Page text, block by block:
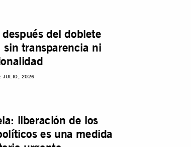
del doblete
sin transparencia ni
JULIO, 2026
liberación de los
es una medida